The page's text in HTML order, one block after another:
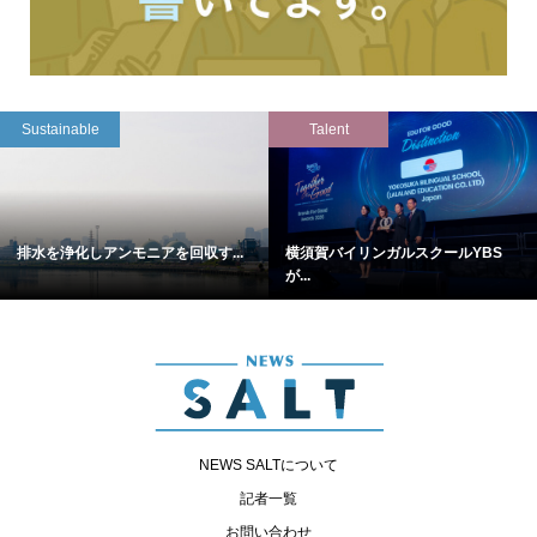
Sustainable
排水を浄化しアンモニアを回収す...
Talent
横須賀バイリンガルスクールYBS
が...
NEWS SALTについて
記者一覧
お問い合わせ